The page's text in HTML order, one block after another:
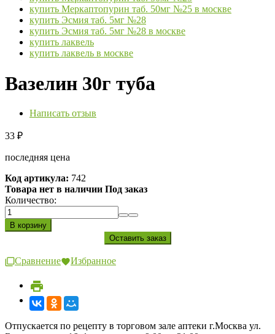
купить Меркаптопурин таб. 50мг №25 в москве
купить Эсмия таб. 5мг №28
купить Эсмия таб. 5мг №28 в москве
купить лаквель
купить лаквель в москве
Вазелин 30г туба
Написать отзыв
33 ₽
последняя цена
Код артикула: 742
Товара нет в наличии Под заказ
Количество:
Сравнение Избранное
Отпускается по рецепту в торговом зале аптеки г.Москва ул.